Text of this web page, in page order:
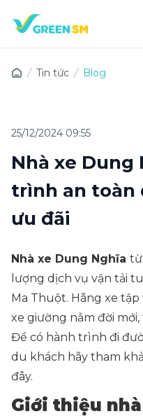
Tin tức Blog
25/12/2024 09:55
Nhà xe Dung
trình an toàn
ưu đãi
Nhà xe Dung Nghĩa từ
lượng dịch vụ vận tải
Ma Thuột. Hãng xe
xe giường nằm đời
Để có hành trình đi
du khách hãy tham
đây.
Giới thiệu